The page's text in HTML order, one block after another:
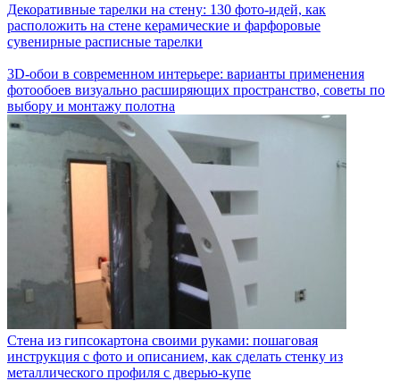
Декоративные тарелки на стену: 130 фото-идей, как
расположить на стене керамические и фарфоровые
сувенирные расписные тарелки
3D-обои в современном интерьере: варианты применения
фотообоев визуально расширяющих пространство, советы по
выбору и монтажу полотна
Стена из гипсокартона своими руками: пошаговая
инструкция с фото и описанием, как сделать стенку из
металлического профиля с дверью-купе